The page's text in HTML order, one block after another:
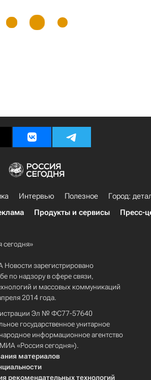
Интервью Полезное
Город:
Продукты и сервисы Пресс-
Новости зарегистрировано
по надзору в сфере связи,
и массовых коммуникаций
2014 года.
Эл № ФС77-57640
государственное унитарное
информационное агентство
«Россия сегодня»).
материалов
рекомендательных технологий